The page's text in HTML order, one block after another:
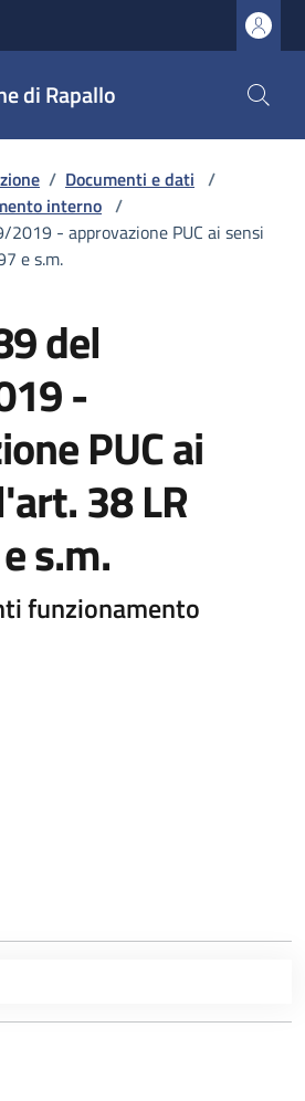
di Rapallo
/ Documenti e dati /
interno /
2019 - approvazione PUC ai sensi
e s.m.
del
-
PUC ai
38 LR
s.m.
funzionamento